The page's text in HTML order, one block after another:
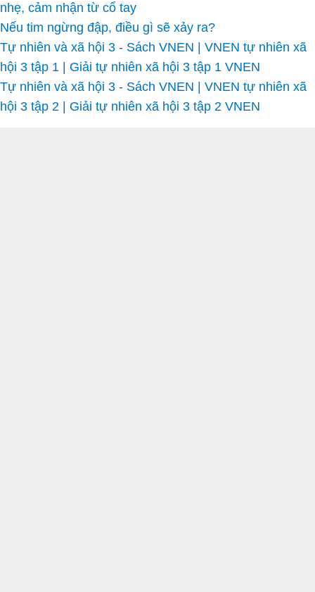
nhẹ, cảm nhận từ cổ tay
Nếu tim ngừng đập, điều gì sẽ xảy ra?
Tự nhiên và xã hội 3 - Sách VNEN | VNEN tự nhiên xã
hội 3 tập 1 | Giải tự nhiên xã hội 3 tập 1 VNEN
Tự nhiên và xã hội 3 - Sách VNEN | VNEN tự nhiên xã
hội 3 tập 2 | Giải tự nhiên xã hội 3 tập 2 VNEN